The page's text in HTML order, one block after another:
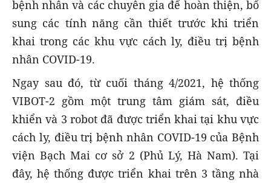
bệnh nhân và các chuyên gia để hoàn thiện, bổ
sung các tính năng cần thiết trước khi triển
khai trong các khu vực cách ly, điều trị bệnh
nhân COVID-19.
Ngay sau đó, từ cuối tháng 4/2021, hệ thống
VIBOT-2 gồm một trung tâm giám sát, điều
khiển và 3 robot đã được triển khai tại khu vực
cách ly, điều trị bệnh nhân COVID-19 của Bệnh
viện Bạch Mai cơ sở 2 (Phủ Lý, Hà Nam). Tại
đây, hệ thống được triển khai trên 3 tầng nhà